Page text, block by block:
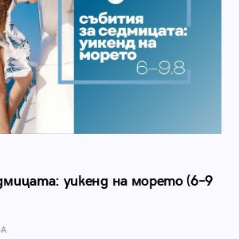
уикенд на морето (6–9